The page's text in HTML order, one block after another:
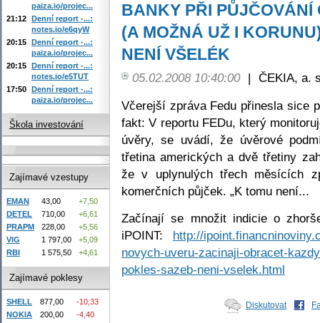
BANKY PŘI
(A MOŽNÁ UŽ I
NENÍ VŠELÉK
05.02.2008 10:40:00 | ČEKIA, a.
Včerejší zpráva Fedu přinesla sice
fakt: V reportu FEDu, který
úvěry, se uvádí, že úvěrové
třetina amerických a dvě třetiny
že v uplynulých třech měsících
komerčních půjček. „K tomu není...
Začínají se množit indicie o
iPOINT: http://
novych-uveru-zacinaji-obracet-
pokles-sazeb-neni-vselek.html
Diskutovat
paiza.io/projec...
21:12 Denní report -...:
notes.io/e6qyW
20:15 Denní report -...:
paiza.io/projec...
20:15 Denní report -...:
notes.io/e5TUT
17:50 Denní report -...:
paiza.io/projec...
Škola investování
Zajímavé vzestupy
EMAN 43,00
+7,50
DETEL
710,00
+6,61
PRAPM
228,00
+5,56
VIG
1 797,00
+5,09
RBI
1 575,50 +4,61
Zajímavé poklesy
SHELL 877,00
-10,33
NOKIA
200,00
-4,40